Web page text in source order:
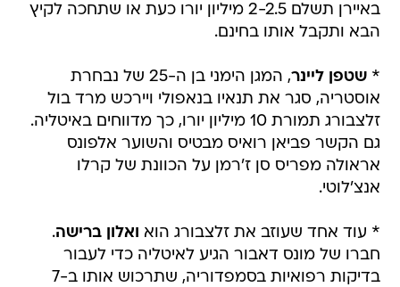
באיירן תשלם 2-2.5 מיליון יורו כעת או שתחכה לקיץ
הבא ותקבל אותו בחינם.
*שטפן ליינר
, המגן הימני בן ה-25 של נבחרת
אוסטריה, סגר את תנאיו בנאפולי ויירכש מרד בול
זלצבורג תמורת 10 מיליון יורו, כך מדווחים באיטליה.
גם הקשר פביאן רואיס מבטיס והשוער אלפונס
אראולה מפריס סן ז'רמן על הכוונת של קרלו
אנצ'לוטי.
* עוד אחד שעוזב את זלצבורג הוא ואלון ברישה.
חברו של מונס דאבור הגיע לאיטליה כדי לעבור
בדיקות רפואיות בסמפדוריה, שתרכוש אותו ב-7